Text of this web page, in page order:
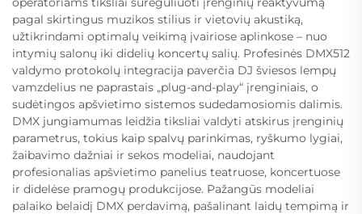
pagal skirtingus muzikos stilius ir vietovių akustiką,
užtikrindami optimalų veikimą įvairiose aplinkose – nuo
intymių salonų iki didelių koncertų salių. Profesinės DMX512
valdymo protokolų integracija paverčia DJ šviesos lempų
vamzdelius ne paprastais „plug-and-play“ įrenginiais, o
sudėtingos apšvietimo sistemos sudedamosiomis dalimis.
DMX jungiamumas leidžia tiksliai valdyti atskirus įrenginių
parametrus, tokius kaip spalvų parinkimas, ryškumo lygiai,
žaibavimo dažniai ir sekos modeliai, naudojant
profesionalias apšvietimo panelius teatruose, koncertuose
ir didelėse pramogų produkcijose. Pažangūs modeliai
palaiko belaidį DMX perdavimą, pašalinant laidų tempimą ir